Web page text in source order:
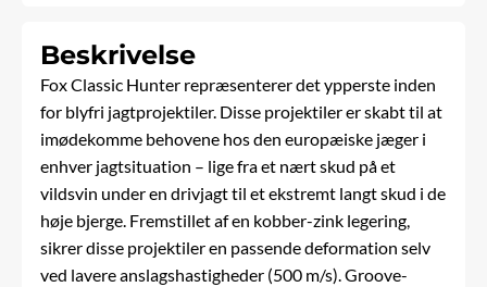
Beskrivelse
Fox Classic Hunter repræsenterer det ypperste inden
for blyfri jagtprojektiler. Disse projektiler er skabt til at
imødekomme behovene hos den europæiske jæger i
enhver jagtsituation – lige fra et nært skud på et
vildsvin under en drivjagt til et ekstremt langt skud i de
høje bjerge. Fremstillet af en kobber-zink legering,
sikrer disse projektiler en passende deformation selv
ved lavere anslagshastigheder (500 m/s). Groove-